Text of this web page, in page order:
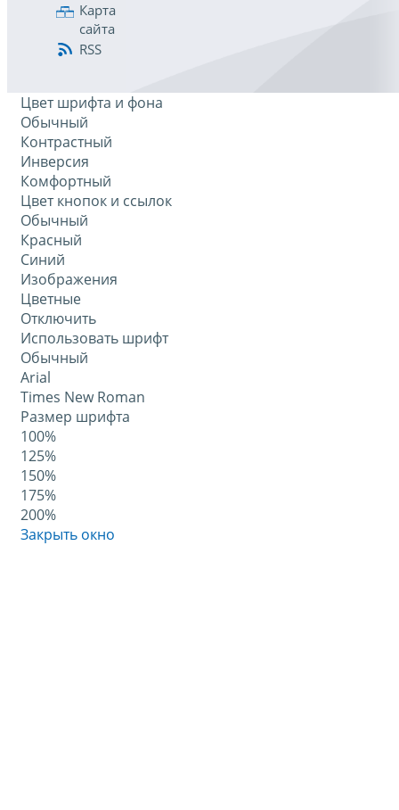
Карта
сайта
RSS
Цвет шрифта и фона
Обычный
Контрастный
Инверсия
Комфортный
Цвет кнопок и ссылок
Обычный
Красный
Синий
Изображения
Цветные
Отключить
Использовать шрифт
Обычный
Arial
Times New Roman
Размер шрифта
100%
125%
150%
175%
200%
Закрыть окно